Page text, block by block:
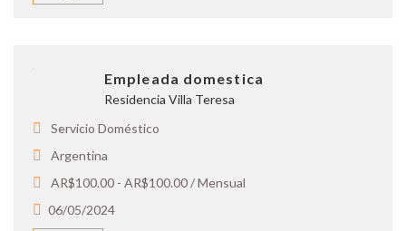
Empleada domestica
Residencia Villa Teresa
Servicio Doméstico
Argentina
AR$100.00 - AR$100.00 / Mensual
06/05/2024